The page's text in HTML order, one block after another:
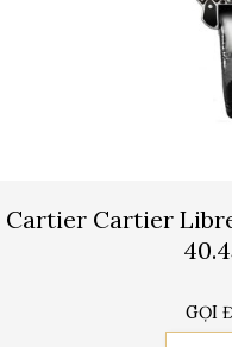
Cartier Cartier
GỌI